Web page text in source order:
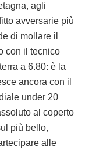
agli
avversarie più
di mollare il
con il tecnico
a 6.80: è la
ancora con il
under 20
al coperto
più bello,
alle